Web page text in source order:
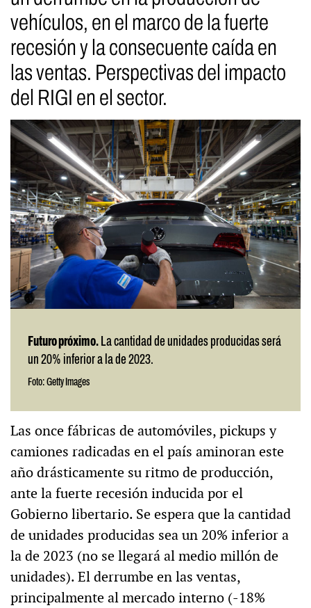
vehículos, en el marco de la fuerte
recesión y la consecuente caída en
las ventas. Perspectivas del impacto
del RIGI en el sector.
Futuro próximo. La cantidad de unidades producidas será
un 20% inferior a la de 2023.
Foto: Getty Images
Las once fábricas de automóviles, pickups y
camiones radicadas en el país aminoran este
año drásticamente su ritmo de producción,
ante la fuerte recesión inducida por el
Gobierno libertario. Se espera que la cantidad
de unidades producidas sea un 20% inferior a
la de 2023 (no se llegará al medio millón de
unidades). El derrumbe en las ventas,
principalmente al mercado interno (-18%